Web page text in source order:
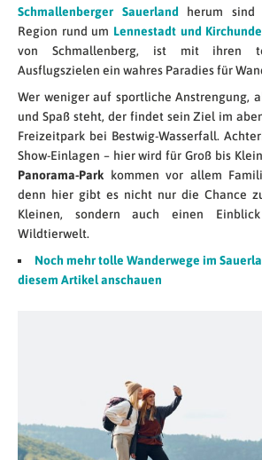
Schmallenberger Sauerland herum sind
Region rund um Lennestadt und
von Schmallenberg, ist mit ihren
Ausflugszielen ein wahres Paradies für
Wer weniger auf sportliche Anstrengung,
und Spaß steht, der findet sein Ziel im
Freizeitpark bei Bestwig-Wasserfall.
Show-Einlagen – hier wird für Groß bis
Panorama-Park kommen vor allem
denn hier gibt es nicht nur die Chance
Kleinen, sondern auch einen
Wildtierwelt.
Noch mehr tolle Wanderwege im
diesem Artikel anschauen